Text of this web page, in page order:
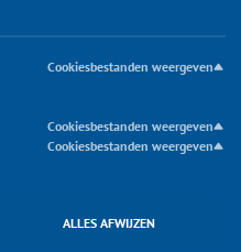
Cookiesbestanden weergeven
Cookiesbestanden weergeven
Cookiesbestanden weergeven
ALLES AFWIJZEN